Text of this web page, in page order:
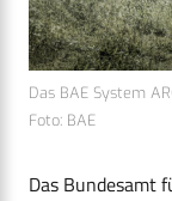
Das BAE System
Foto: BAE
Das Bundesamt